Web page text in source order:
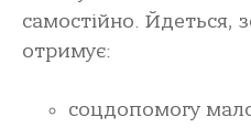
самостійно. Йдеться,
отримує:
соцдопомогу